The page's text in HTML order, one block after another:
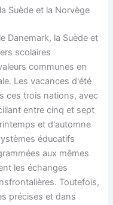
Suède et la Norvège
Danemark, la Suède et
scolaires
communes en
Les vacances d'été
ces trois nations, avec
entre cinq et sept
et d'automne
éducatifs
aux mêmes
les échanges
Toutefois,
précises et dans